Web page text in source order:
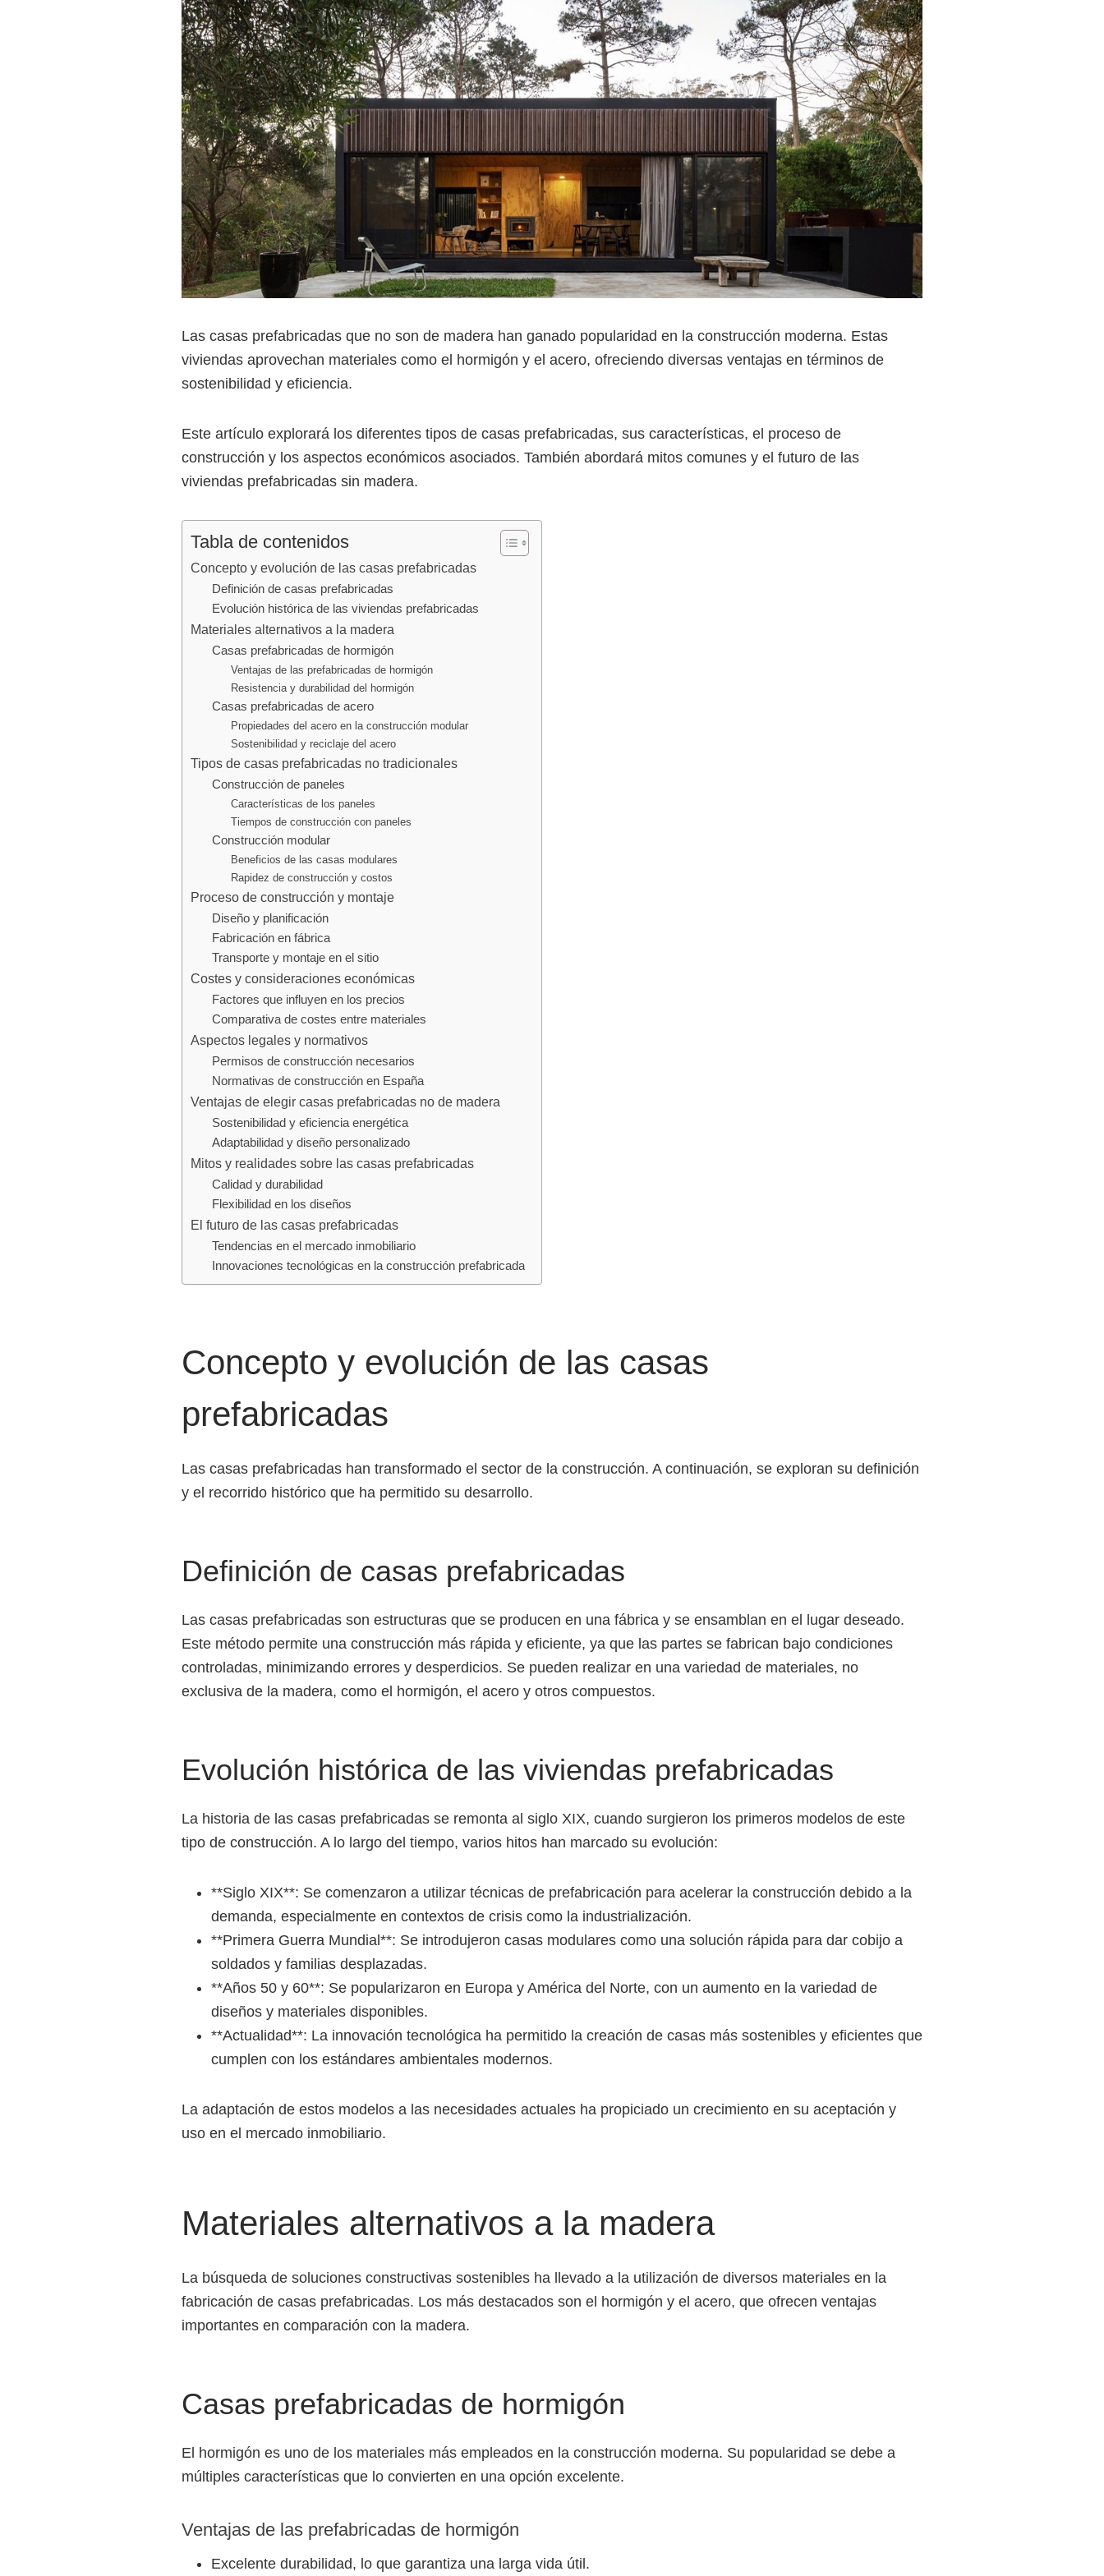
Las casas prefabricadas que no son de madera han ganado popularidad en la construcción moderna. Estas
viviendas aprovechan materiales como el hormigón y el acero, ofreciendo diversas ventajas en términos de
sostenibilidad y eficiencia.
Este artículo explorará los diferentes tipos de casas prefabricadas, sus características, el proceso de
construcción y los aspectos económicos asociados. También abordará mitos comunes y el futuro de las
viviendas prefabricadas sin madera.
Tabla de contenidos
Concepto y evolución de las casas prefabricadas
Definición de casas prefabricadas
Evolución histórica de las viviendas prefabricadas
Materiales alternativos a la madera
Casas prefabricadas de hormigón
Ventajas de las prefabricadas de hormigón
Resistencia y durabilidad del hormigón
Casas prefabricadas de acero
Propiedades del acero en la construcción modular
Sostenibilidad y reciclaje del acero
Tipos de casas prefabricadas no tradicionales
Construcción de paneles
Características de los paneles
Tiempos de construcción con paneles
Construcción modular
Beneficios de las casas modulares
Rapidez de construcción y costos
Proceso de construcción y montaje
Diseño y planificación
Fabricación en fábrica
Transporte y montaje en el sitio
Costes y consideraciones económicas
Factores que influyen en los precios
Comparativa de costes entre materiales
Aspectos legales y normativos
Permisos de construcción necesarios
Normativas de construcción en España
Ventajas de elegir casas prefabricadas no de madera
Sostenibilidad y eficiencia energética
Adaptabilidad y diseño personalizado
Mitos y realidades sobre las casas prefabricadas
Calidad y durabilidad
Flexibilidad en los diseños
El futuro de las casas prefabricadas
Tendencias en el mercado inmobiliario
Innovaciones tecnológicas en la construcción prefabricada
Concepto y evolución de las casas
prefabricadas
Las casas prefabricadas han transformado el sector de la construcción. A continuación, se exploran su definición
y el recorrido histórico que ha permitido su desarrollo.
Definición de casas prefabricadas
Las casas prefabricadas son estructuras que se producen en una fábrica y se ensamblan en el lugar deseado.
Este método permite una construcción más rápida y eficiente, ya que las partes se fabrican bajo condiciones
controladas, minimizando errores y desperdicios. Se pueden realizar en una variedad de materiales, no
exclusiva de la madera, como el hormigón, el acero y otros compuestos.
Evolución histórica de las viviendas prefabricadas
La historia de las casas prefabricadas se remonta al siglo XIX, cuando surgieron los primeros modelos de este
tipo de construcción. A lo largo del tiempo, varios hitos han marcado su evolución:
**Siglo XIX**: Se comenzaron a utilizar técnicas de prefabricación para acelerar la construcción debido a la
demanda, especialmente en contextos de crisis como la industrialización.
**Primera Guerra Mundial**: Se introdujeron casas modulares como una solución rápida para dar cobijo a
soldados y familias desplazadas.
**Años 50 y 60**: Se popularizaron en Europa y América del Norte, con un aumento en la variedad de
diseños y materiales disponibles.
**Actualidad**: La innovación tecnológica ha permitido la creación de casas más sostenibles y eficientes que
cumplen con los estándares ambientales modernos.
La adaptación de estos modelos a las necesidades actuales ha propiciado un crecimiento en su aceptación y
uso en el mercado inmobiliario.
Materiales alternativos a la madera
La búsqueda de soluciones constructivas sostenibles ha llevado a la utilización de diversos materiales en la
fabricación de casas prefabricadas. Los más destacados son el hormigón y el acero, que ofrecen ventajas
importantes en comparación con la madera.
Casas prefabricadas de hormigón
El hormigón es uno de los materiales más empleados en la construcción moderna. Su popularidad se debe a
múltiples características que lo convierten en una opción excelente.
Ventajas de las prefabricadas de hormigón
Excelente durabilidad, lo que garantiza una larga vida útil.